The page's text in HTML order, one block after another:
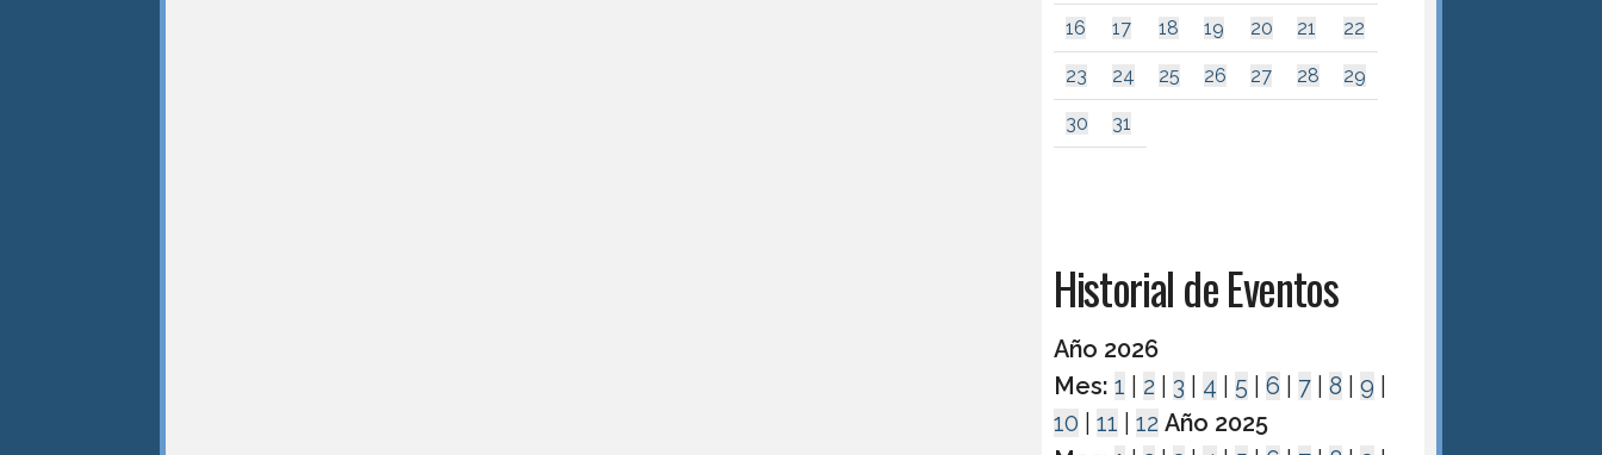
16 17 18 19 20 21 22
23 24 25 26 27 28 29
30 31
Historial de Eventos
Año 2026
Mes: 1 2 3 4 5 |6 7 |8 |9
10 |11 |12 Año 2025